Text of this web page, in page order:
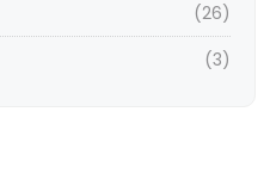
(26)
(3)